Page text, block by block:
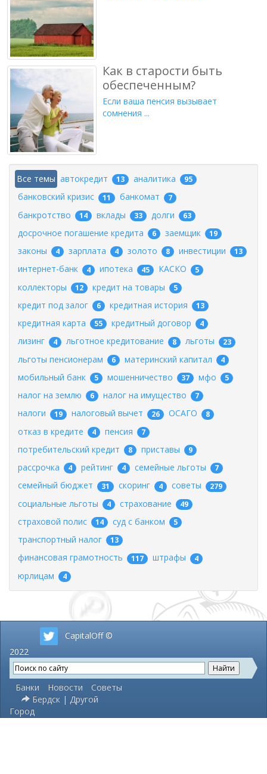
Как в старости быть
обеспеченным?
Если ваша пенсия вызывает
сомнения ...
Все темы автокредит 13 аналитика 95
банковский кризис 11 банкомат 7
банкротство 14 вклады 33 долги 63
досрочное погашение кредита 6 заемщик 19
законы 4 зарплата 4 золото 8 инвестиции 13
интернет-банк 4 ипотека 45 КАСКО 5
коллекторы 12 кредит на товары 5
кредит под залог 6 кредитная история 13
кредитная карта 55 кредитный договор 4
лизинг 4 льготное кредитование 8 льготы 23
льготы пенсионерам 6 материнский капитал 4
мобильный банк 5 мошенничество 37 мфо 5
налог на землю 6 налог на имущество 7
налоги 19 налоговый вычет 26 ОСАГО 8
отказ в кредите 4 пенсия 7
потребительский кредит 8 приставы 9
рассрочка 4 рейтинг 4 семейные льготы 7
семейный бюджет 31 скоринг 4 советы 279
социальные льготы 4 страхование 49
страховой полис 14 суд с банком 5
транспортный налог 13
финансовая грамотность 117 штрафы 4
юрлицам 4
CapitalOff ©
2022
Банки Новости
Советы
Бердск | Другой
Город